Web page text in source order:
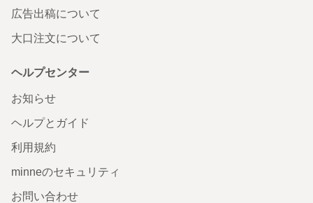
広告出稿について
大口注文について
ヘルプセンター
お知らせ
ヘルプとガイド
利用規約
minneのセキュリティ
お問い合わせ